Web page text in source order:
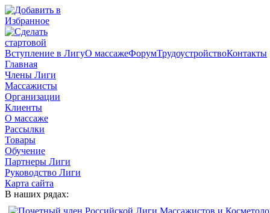
Вступление в ЛигуО массажеФорумТрудоустройствоКонтакты
Главная
Члены Лиги
Массажисты
Организации
Клиенты
О массаже
Рассылки
Товары
Обучение
Партнеры Лиги
Руководство Лиги
Карта сайта
В наших рядах: